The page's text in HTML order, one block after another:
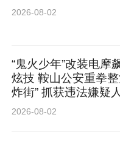
2026-08-02
“鬼火少年”改装电摩
炫技 鞍山公安重拳整
炸街” 抓获违法嫌疑
查扣涉案车辆61辆
2026-08-02